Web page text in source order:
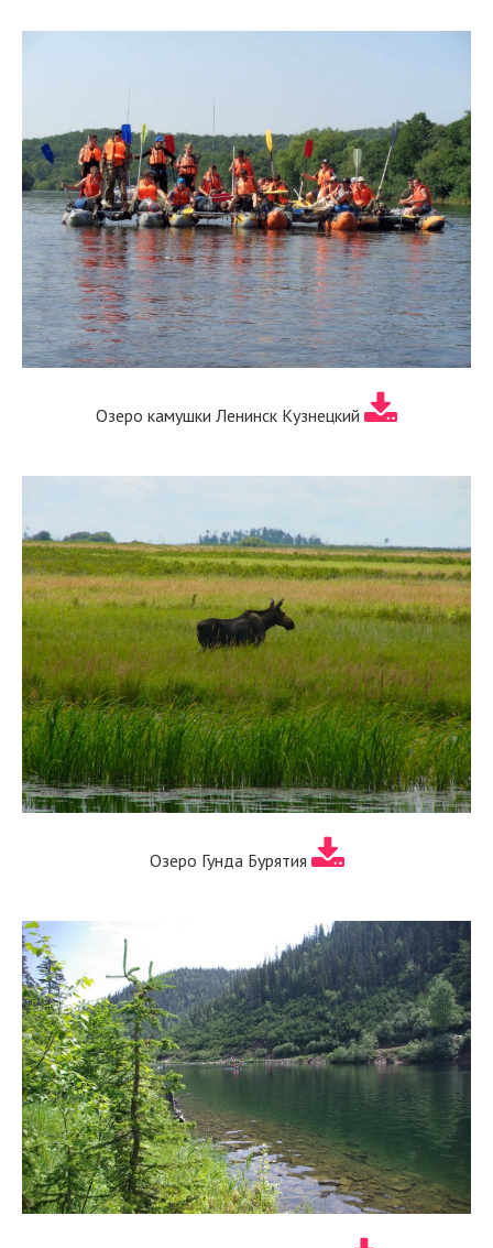
Озеро камушки Ленинск Кузнецкий
Озеро Гунда Бурятия